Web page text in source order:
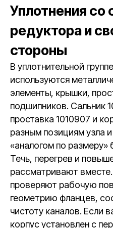
Уплотнения со
редуктора и
стороны
В уплотнительной
используются
элементы, крышки,
подшипников. Сальник
проставка 1010907 и
разным позициям узла
«аналогом по размеру»
Течь, перегрев и
рассматривают
проверяют рабочую
геометрию фланцев,
чистоту каналов. Если
корпус установлен с